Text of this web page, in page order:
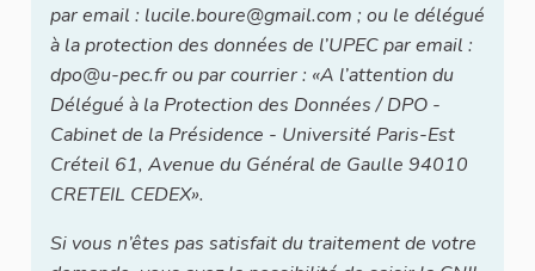
par email : lucile.boure@gmail.com ; ou le délégué
à la protection des données de l’UPEC par email :
dpo@u-pec.fr ou par courrier : «A l’attention du
Délégué à la Protection des Données / DPO -
Cabinet de la Présidence - Université Paris-Est
Créteil 61, Avenue du Général de Gaulle 94010
CRETEIL CEDEX».
Si vous n’êtes pas satisfait du traitement de votre